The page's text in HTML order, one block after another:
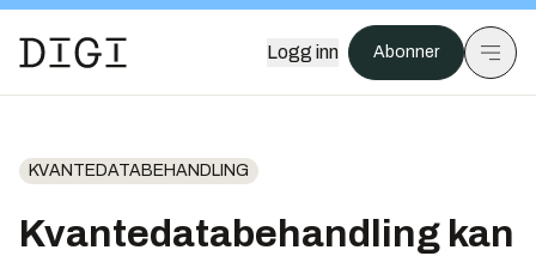
Logg inn Abonner
KVANTEDATABEHANDLING
Kvantedatabehandling kan